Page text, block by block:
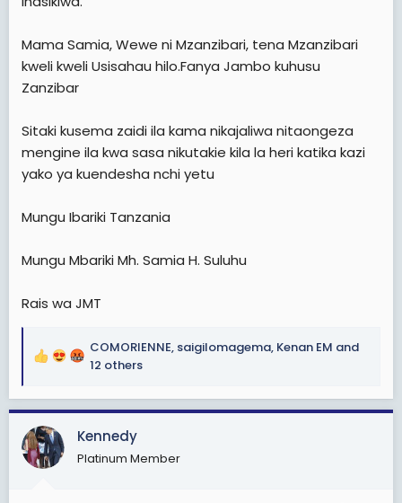
Mama Samia, Wewe ni Mzanzibari, tena Mzanzibari
kweli kweli Usisahau hilo.Fanya Jambo kuhusu
Zanzibar
Sitaki kusema zaidi ila kama nikajaliwa nitaongeza
mengine ila kwa sasa nikutakie kila la heri katika kazi
yako ya kuendesha nchi yetu
Mungu Ibariki Tanzania
Mungu Mbariki Mh. Samia H. Suluhu
Rais wa JMT
R
a
c
t
i
o
COMORIENNE, saigilomagema, Kenan EM and
12 others
Kennedy
Platinum Member